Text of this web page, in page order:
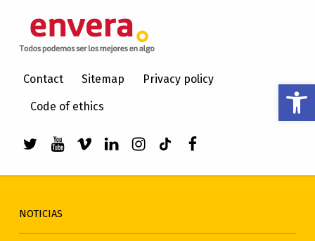
Abrir barra de herramientas
ATENCIÓN A PERSONAS CON DISCAPACIDAD INTELECTUAL
Contact Sitemap Privacy policy
Code of ethics
NOTICIAS